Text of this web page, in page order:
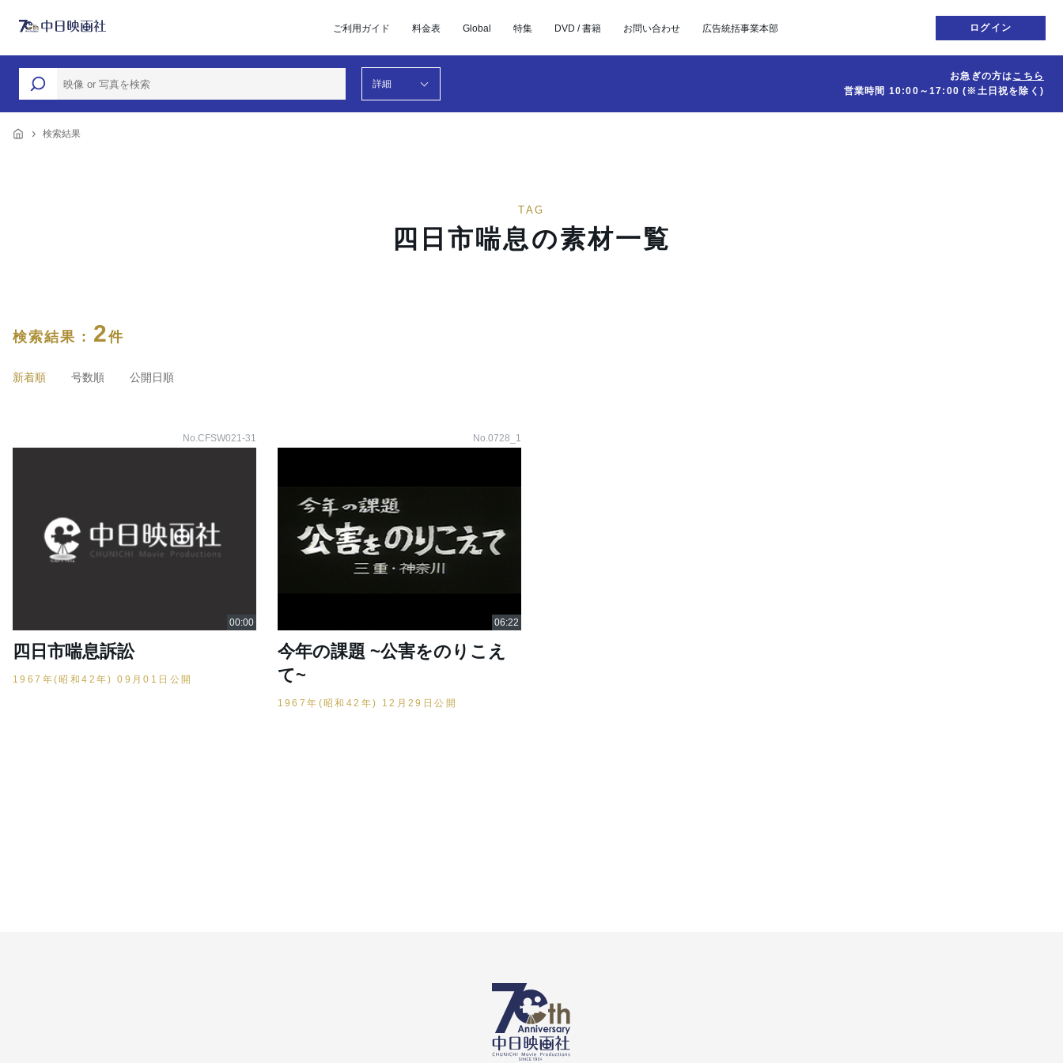
ご利用ガイド 料金表 Global 特集 DVD / 書籍 お問い合わせ 広告統括事業本部 ログイン
詳細
お急ぎの方はこちら
営業時間 10:00～17:00(※土日祝を除く)
検索結果
TAG
四日市喘息の素材一覧
検索結果 : 2件
新着順 号数順 公開日順
No.CFSW021-31
四日市喘息訴訟
1967年(昭和42年) 09月01日公開
No.0728_1
今年の課題 ~公害をのりこえ
て~
1967年(昭和42年) 12月29日公開